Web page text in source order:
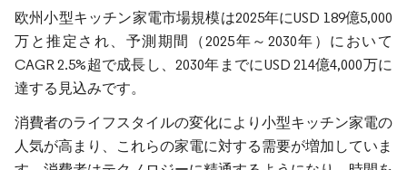
欧州小型キッチン家電市場規模は2025年にUSD 189億5,000
万と推定され、予測期間（2025年～2030年）において
CAGR 2.5%超で成長し、2030年までにUSD 214億4,000万に
達する見込みです。
消費者のライフスタイルの変化により小型キッチン家電の
人気が高まり、これらの家電に対する需要が増加していま